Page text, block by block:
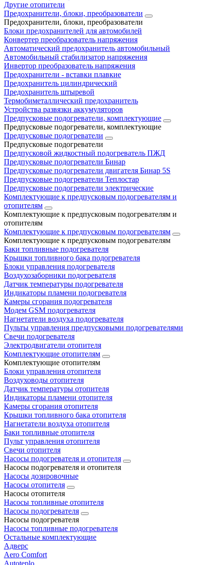
Другие отопители
Предохранители, блоки, преобразователи
Предохранители, блоки, преобразователи
Блоки предохранителей для автомобилей
Конвертер преобразователь напряжения
Автоматический предохранитель автомобильный
Автомобильный стабилизатор напряжения
Инвертор преобразователь напряжения
Предохранители - вставки плавкие
Предохранитель цилиндрический
Предохранитель штыревой
Термобиметаллический предохранитель
Устройства развязки аккумуляторов
Предпусковые подогреватели, комплектующие
Предпусковые подогреватели, комплектующие
Предпусковые подогреватели
Предпусковые подогреватели
Предпусковой жидкостный подогреватель ПЖД
Предпусковые подогреватели Бинар
Предпусковые подогреватели двигателя Бинар 5S
Предпусковые подогреватели Теплостар
Предпусковые подогреватели электрические
Комплектующие к предпусковым подогревателям и
отопителям
Комплектующие к предпусковым подогревателям и
отопителям
Комплектующие к предпусковым подогревателям
Комплектующие к предпусковым подогревателям
Баки топливные подогревателя
Крышки топливного бака подогревателя
Блоки управления подогревателя
Воздухозаборники подогревателя
Датчик температуры подогревателя
Индикаторы пламени подогревателя
Камеры сгорания подогревателя
Модем GSM подогревателя
Нагнетатели воздуха подогревателя
Пульты управления предпусковыми подогревателями
Свечи подогревателя
Электродвигатели отопителя
Комплектующие отопителям
Комплектующие отопителям
Блоки управления отопителя
Воздуховоды отопителя
Датчик температуры отопителя
Индикаторы пламени отопителя
Камеры сгорания отопителя
Крышки топливного бака отопителя
Нагнетатели воздуха отопителя
Баки топливные отопителя
Пульт управления отопителя
Свечи отопителя
Насосы подогревателя и отопителя
Насосы подогревателя и отопителя
Насосы дозировочные
Насосы отопителя
Насосы отопителя
Насосы топливные отопителя
Насосы подогревателя
Насосы подогревателя
Насосы топливные подогревателя
Остальные комплектующие
Адверс
Aero Comfort